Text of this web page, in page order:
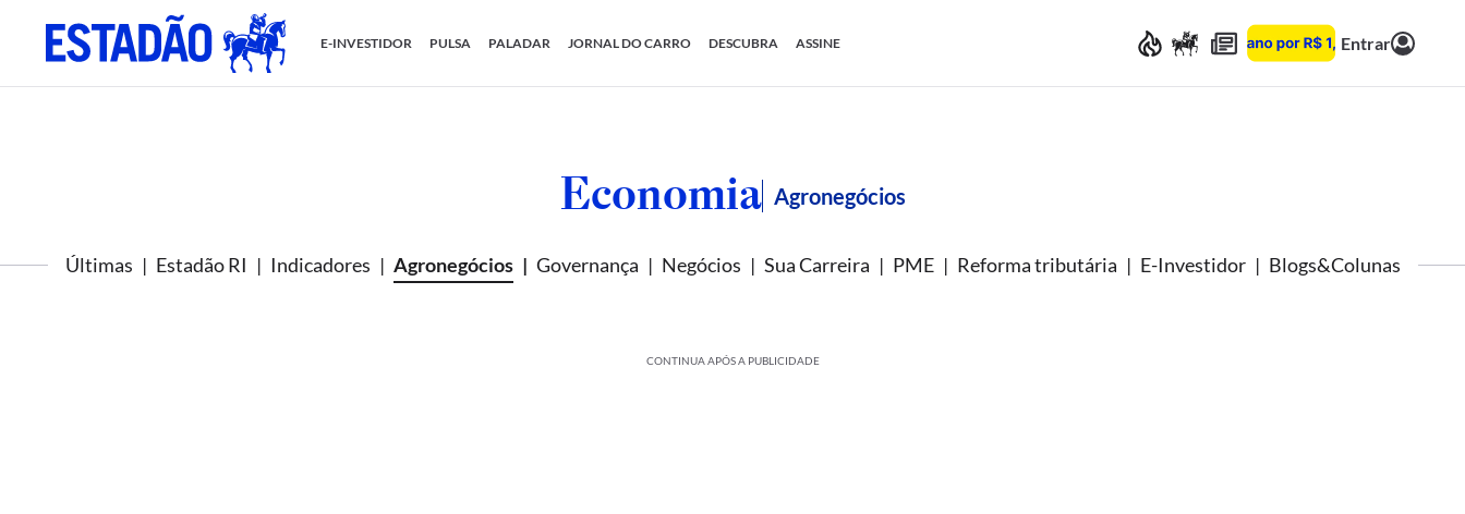
E-INVESTIDOR PULSA PALADAR JORNAL DO CARRO DESCUBRA ASSINE Entrar
Economia Agronegócios
Últimas Estadão RI Indicadores Agronegócios Governança Negócios Sua Carreira PME Reforma tributária E-Investidor Blogs&Colunas
CONTINUA APÓS A PUBLICIDADE